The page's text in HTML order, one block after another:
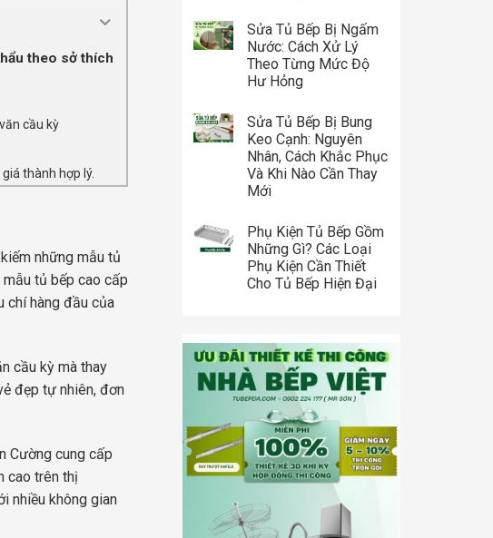
theo sở thích
cầu kỳ
thành hợp lý.
những mẫu tủ
tủ bếp cao cấp
chí hàng đầu của
cầu kỳ mà thay
đẹp tự nhiên, đơn
Cường cung cấp
cao trên thị
nhiều không gian
Sửa Tủ Bếp Bị Ngấm
Nước: Cách Xử Lý
Theo Từng Mức Độ
Hư Hỏng
Sửa Tủ Bếp Bị Bung
Keo Cạnh: Nguyên
Nhân, Cách Khắc Phục
Và Khi Nào Cần Thay
Mới
Phụ Kiện Tủ Bếp Gồm
Những Gì? Các Loại
Phụ Kiện Cần Thiết
Cho Tủ Bếp Hiện Đại